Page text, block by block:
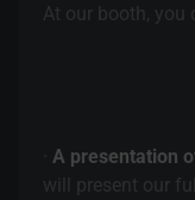
At our booth, you
A presentation
will present our